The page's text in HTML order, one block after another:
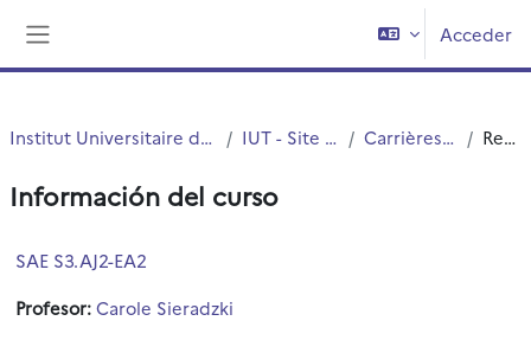
Acceder
Institut Universitaire de Technologie (IUT) IUT - Site de Roubaix Carrières Juridiques Resumen
Información del curso
SAE S3.AJ2-EA2
Profesor:Carole Sieradzki